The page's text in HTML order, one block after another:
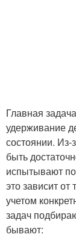
Главная
удерживание
состоянии. Из-
быть
испытывают
это зависит
учетом
задач
бывают: